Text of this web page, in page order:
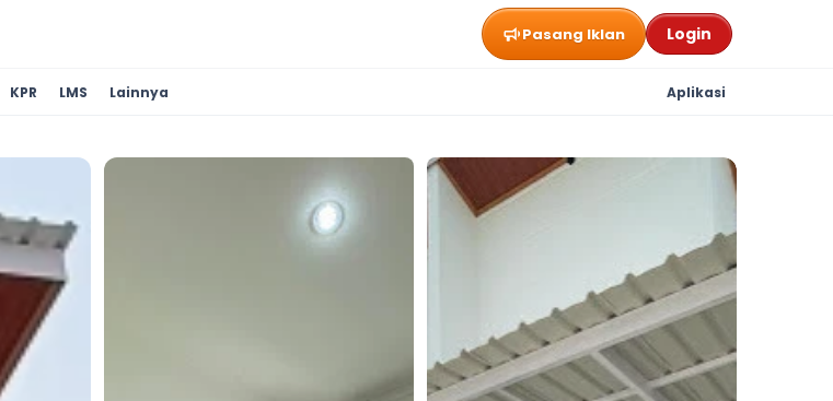
Pasang Iklan Login
KPR LMS Lainnya Aplikasi